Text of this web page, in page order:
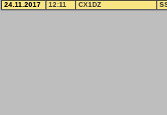
24.11.2017 12:11 CX1DZ